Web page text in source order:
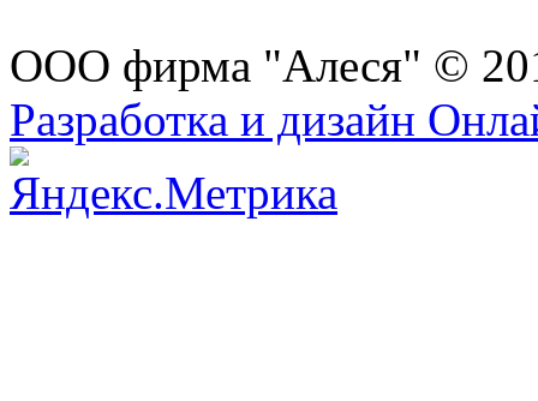
ООО фирма "Алеся" ©
Разработка и дизайн